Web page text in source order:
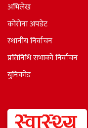
अभिलेख
कोरोना अपडेट
स्थानीय निर्वाचन
प्रतिनिधि सभाकाे निर्वाचन
युनिकोड